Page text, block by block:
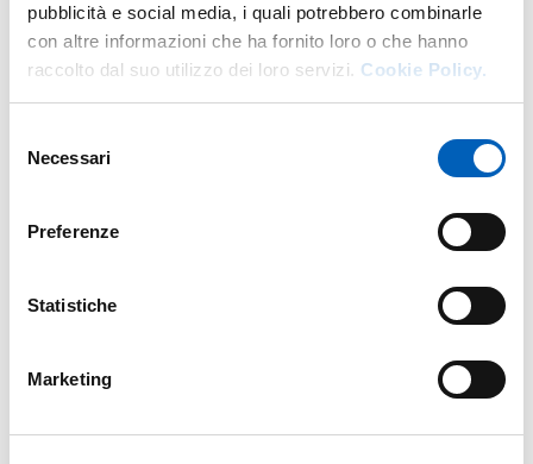
pubblicità e social media, i quali potrebbero combinarle
con altre informazioni che ha fornito loro o che hanno
raccolto dal suo utilizzo dei loro servizi. Cookie Policy.
delNecessari
Preferenze
Statistiche
Marketing
Ricercatrici e ricercatori
Ricercatrici e ricercatori a tempo
linguistici